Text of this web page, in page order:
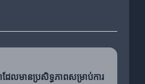
ដែលមានប្រសិទ្ធភាពសម្រាប់ការ